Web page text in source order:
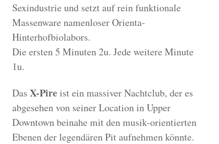
Sexindustrie und setzt auf rein funktionale
Massenware namenloser Orienta-
Hinterhofbiolabors.
Die ersten 5 Minuten 2u. Jede weitere Minute
1u.
Das X-Pireist ein massiver Nachtclub, der es
abgesehen von seiner Location in Upper
Downtown beinahe mit den musik-orientierten
Ebenen der legendären Pit aufnehmen könnte.